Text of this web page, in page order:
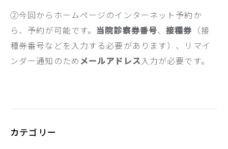
②今回からホームページのインターネット予約か
ら、予約が可能です。 当院診察券番号、接種券 （接
種券番号などを入力する必要があります）、リマイ
ンダー通知のため メールアドレス入力が必要です。
カテゴリー